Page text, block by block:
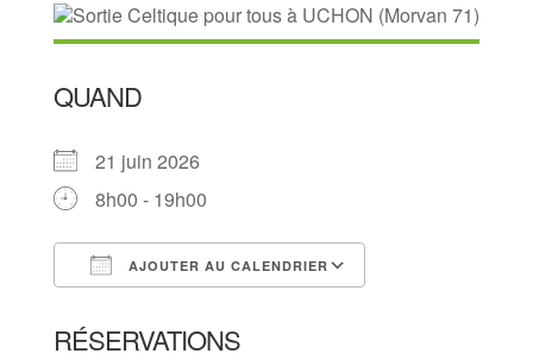
QUAND
21 juin 2026
8h00 - 19h00
AJOUTER AU CALENDRIER
RÉSERVATIONS